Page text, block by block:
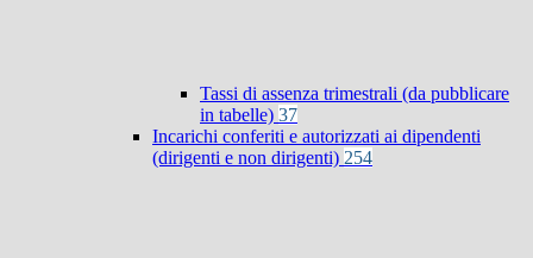
Tassi di assenza trimestrali (da pubblicare
in tabelle) 37
Incarichi conferiti e autorizzati ai dipendenti
(dirigenti e non dirigenti) 254